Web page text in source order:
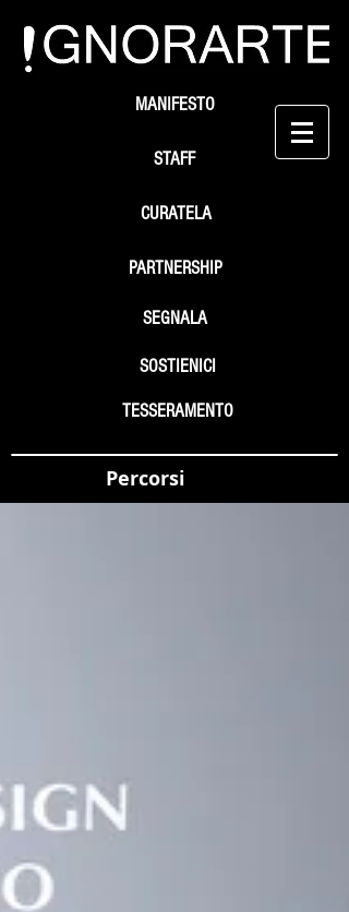
STAFF
SEGNALA
SOSTIENICI
MANIFESTO
PARTNERSHIP
TESSERAMENTO
CURATELA
Percorsi